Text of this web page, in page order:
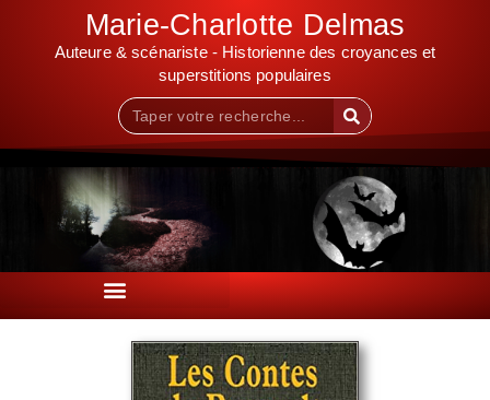
Marie-Charlotte Delmas
Auteure & scénariste - Historienne des croyances et
superstitions populaires